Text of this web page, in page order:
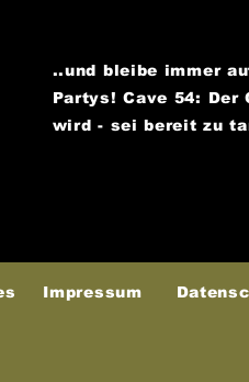
..und bleibe immer
Partys!Cave 54: Der
wird - sei bereit zu
Impressum